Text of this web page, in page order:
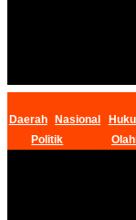
Daerah Nasional
Politik